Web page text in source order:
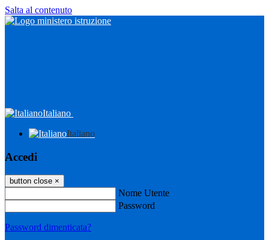
Salta al contenuto
Italiano
Italiano
Accedi
button close ×
Nome Utente
Password
Password dimenticata?